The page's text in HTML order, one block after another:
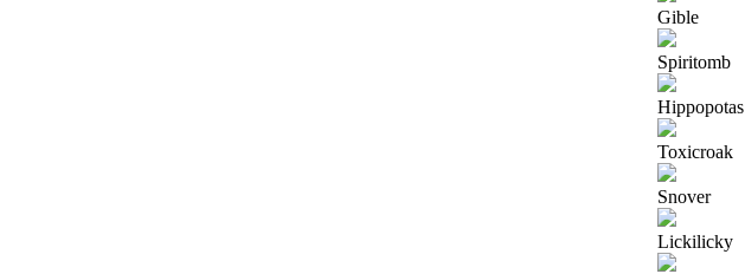
Gible
Spiritomb
Hippopotas
Toxicroak
Snover
Lickilicky